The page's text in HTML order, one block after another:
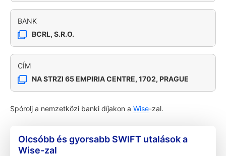
BANK
BCRL, S.R.O.
CÍM
NA STRZI 65 EMPIRIA CENTRE, 1702, PRAGUE
Spórolj a nemzetközi banki díjakon a Wise-zal.
Olcsóbb és gyorsabb SWIFT utalások a
Wise-zal